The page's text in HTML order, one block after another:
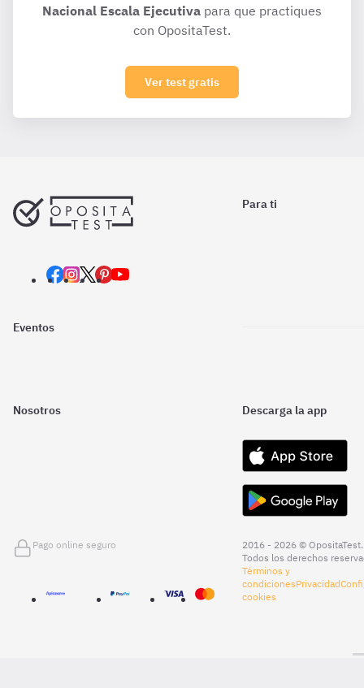
Nacional Escala Ejecutiva para que practiques
con OpositaTest.
Ver test gratis
Para ti
Eventos
Nosotros Descarga la app
Pago online seguro
2016 - 2026 © OpositaTest.
Todos los derechos
Términos y
condicionesPrivacidad
cookies